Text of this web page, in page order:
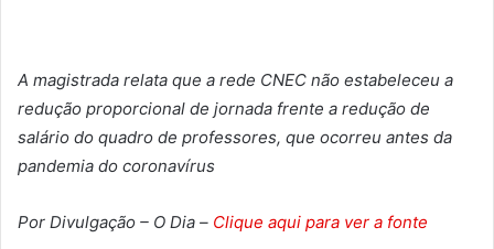
A magistrada relata que a rede CNEC não estabeleceu a
redução proporcional de jornada frente a redução de
salário do quadro de professores, que ocorreu antes da
pandemia do coronavírus
Por Divulgação – O Dia – Clique aqui para ver a fonte